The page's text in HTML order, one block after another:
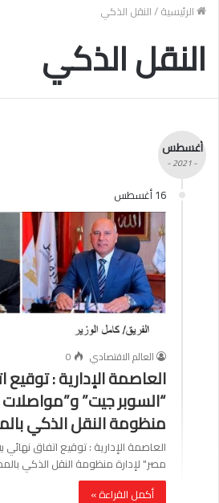
الرئيسية/النقل الذكي
النقل الذكي
أغسطس
- 2021 -
16 أغسطس
العالم الاقتصادي
0
العاصمة الإدارية : توقيع
“السوبر جيت” و”مواصلات
منظومة النقل الذكي
العاصمة الإدارية : توقيع اتفاق
مصر" لإدارة منظومة النقل الذكي
أكمل القراءة »